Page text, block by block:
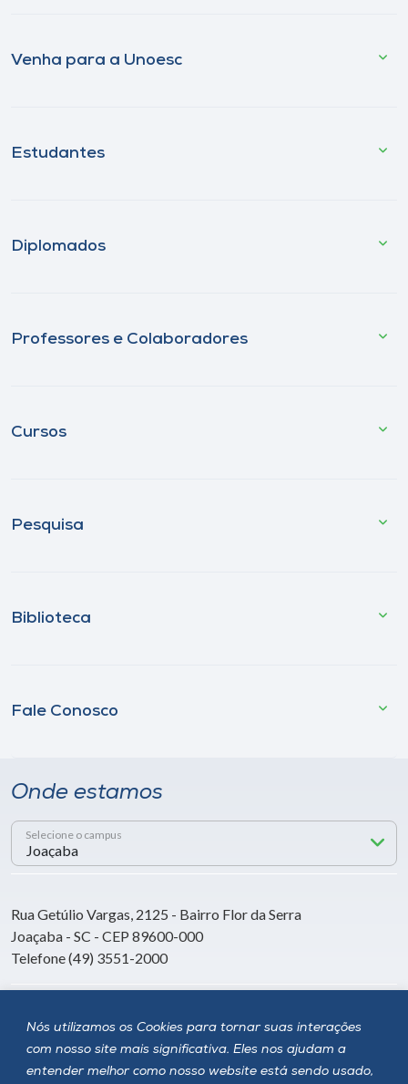
Nós utilizamos os Cookies para tornar suas interações
com nosso site mais significativa. Eles nos ajudam a
entender melhor como nosso website está sendo usado,
Venha para a Unoesc
Estudantes
Diplomados
Professores e Colaboradores
Cursos
Pesquisa
Biblioteca
Fale Conosco
Onde estamos
Selecione o campus
Rua Getúlio Vargas, 2125 - Bairro Flor da Serra
Joaçaba - SC - CEP 89600-000
Telefone (49) 3551-2000
Siga a Unoesc